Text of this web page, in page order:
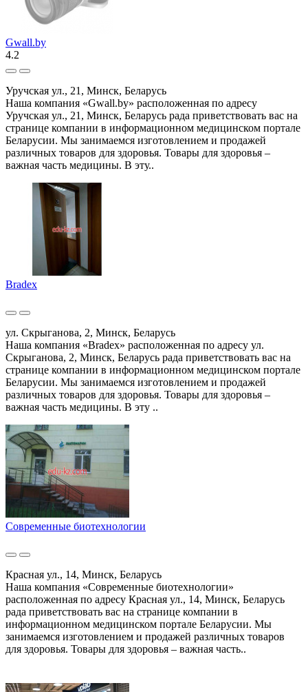
Gwall.by
4.2
Уручская ул., 21, Минск, Беларусь
Наша компания «Gwall.by» расположенная по адресу
Уручская ул., 21, Минск, Беларусь рада приветствовать вас на
странице компании в информационном медицинском портале
Беларусии. Мы занимаемся изготовлением и продажей
различных товаров для здоровья. Товары для здоровья –
важная часть медицины. В эту..
Bradex
ул. Скрыганова, 2, Минск, Беларусь
Наша компания «Bradex» расположенная по адресу ул.
Скрыганова, 2, Минск, Беларусь рада приветствовать вас на
странице компании в информационном медицинском портале
Беларусии. Мы занимаемся изготовлением и продажей
различных товаров для здоровья. Товары для здоровья –
важная часть медицины. В эту ..
Современные биотехнологии
Красная ул., 14, Минск, Беларусь
Наша компания «Современные биотехнологии»
расположенная по адресу Красная ул., 14, Минск, Беларусь
рада приветствовать вас на странице компании в
информационном медицинском портале Беларусии. Мы
занимаемся изготовлением и продажей различных товаров
для здоровья. Товары для здоровья – важная часть..